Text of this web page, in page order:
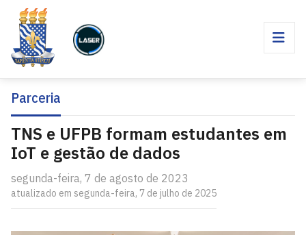
Parceria
TNS e UFPB formam estudantes em
IoT e gestão de dados
segunda-feira, 7 de agosto de 2023
atualizado em segunda-feira, 7 de julho de 2025